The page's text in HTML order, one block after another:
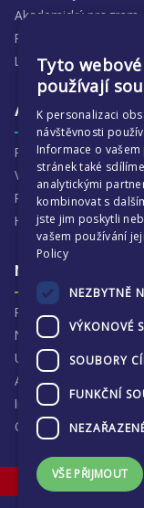
Akademický program
Předmětové oblasti
Lidé
Aktivity
Proč je ECP tak
Výchovná péče
Program :more
Harmonogram
Naše výsledky a
Proč jsme hrdí na ECP
Naše výsledky
Univerzitní destinace
Absolventi
Inspekční zprávy
Ochrana osobních
© The English
Tyto
používají
K personalizaci
návštěvnosti
Informace o
stránek také
analytickými
kombinovat s
jste jim poskytli
vašem používání
Policy
NEZBYTNĚ
VÝKONOVÉ
SOUBORY
FUNKČNÍ
VŠE PŘIJMOUT